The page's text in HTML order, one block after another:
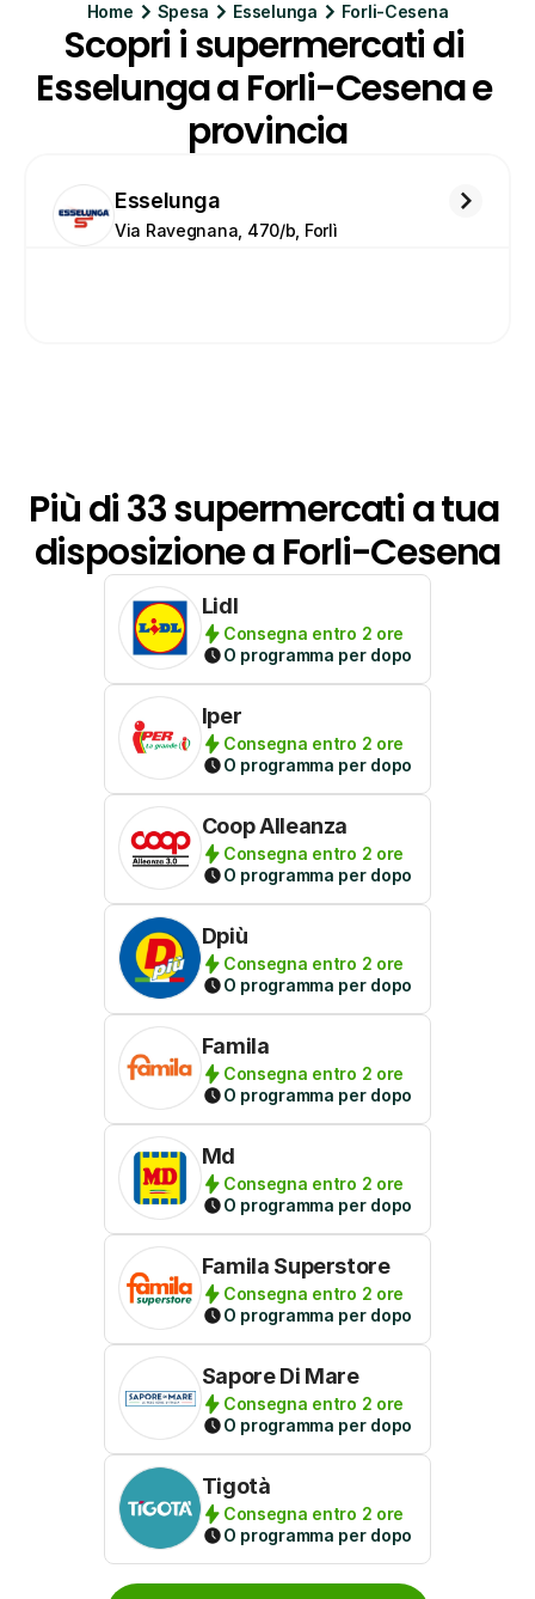
Home Spesa Esselunga Forli-Cesena
Scopri i supermercati di
Esselunga a Forli-Cesena e
provincia
Esselunga
Via Ravegnana, 470/b, Forlì
Più di 33 supermercati a tua
disposizione a Forli-Cesena
Lidl
Consegna entro 2 ore
O programma per dopo
Iper
Consegna entro 2 ore
O programma per dopo
Coop Alleanza
Consegna entro 2 ore
O programma per dopo
Dpiù
Consegna entro 2 ore
O programma per dopo
Famila
Consegna entro 2 ore
O programma per dopo
Md
Consegna entro 2 ore
O programma per dopo
Famila Superstore
Consegna entro 2 ore
O programma per dopo
Sapore Di Mare
Consegna entro 2 ore
O programma per dopo
Tigotà
Consegna entro 2 ore
O programma per dopo